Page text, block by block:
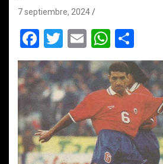
7 septiembre, 2024
F
a
ce
b
o
o
k
T
wi
tt
er
E
m
ail
W
h
at
s
A
p
p
o
m
p
ar
tir